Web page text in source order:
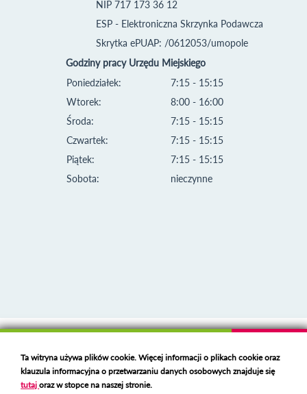
NIP 717 173 36 12
ESP - Elektroniczna Skrzynka Podawcza
Skrytka ePUAP: /0612053/umopole
Godziny pracy Urzędu Miejskiego
Poniedziałek:
Wtorek:
Środa:
Czwartek:
Piątek:
Sobota:
7:15 - 15:15
8:00 - 16:00
7:15 - 15:15
7:15 - 15:15
7:15 - 15:15
nieczynne
Deklaracja dostępności
Polski serwer RBLhttps://polspam.pl/
Ta witryna używa plików cookie. Więcej informacji o plikach cookie oraz
klauzula informacyjna o przetwarzaniu danych osobowych znajduje się
tutajoraz w stopce na naszej stronie.